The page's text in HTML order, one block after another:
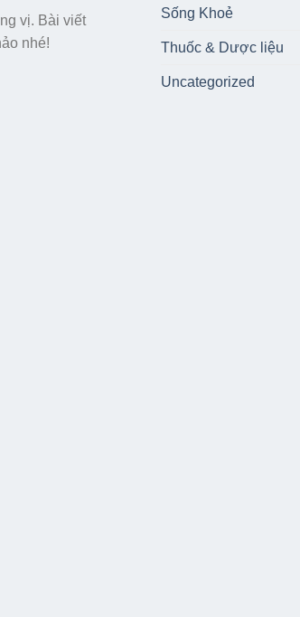
vị. Bài viết
nhé!
Sống Khoẻ
Thuốc & Dược liệu
Uncategorized